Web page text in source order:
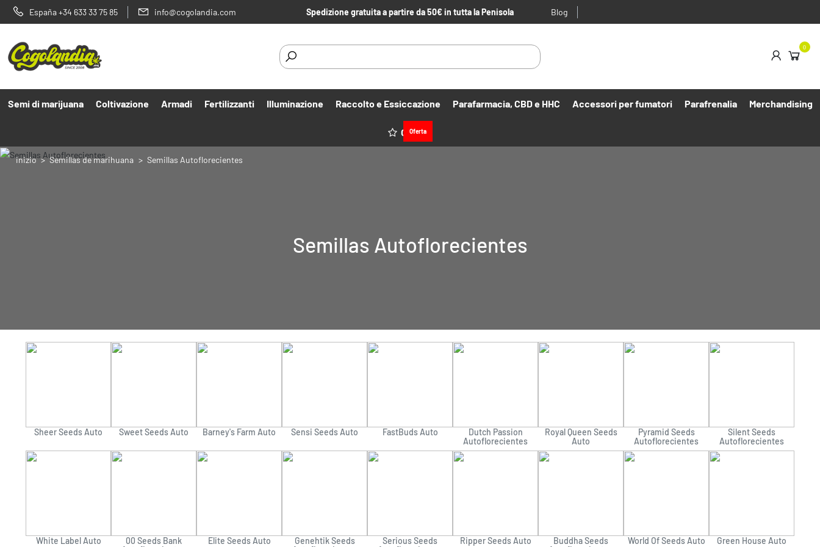
España +34 633 33 75 85 info@cogolandia.com Spedizione gratuita a partire da 50€ in tutta la Penisola Blog
0
Semi di marijuana Coltivazione Armadi Fertilizzanti Illuminazione Raccolto e Essiccazione Parafarmacia, CBD e HHC Accessori per fumatori Parafrenalia Merchandising
Offerte
Oferta
inizio Semillas de marihuana Semillas Autoflorecientes
Semillas Autoflorecientes
Sheer Seeds Auto Sweet Seeds Auto Barney's Farm Auto Sensi Seeds Auto FastBuds Auto
Dutch Passion
Autoflorecientes
Royal Queen Seeds
Auto
Pyramid Seeds
Autoflorecientes
Silent Seeds
Autoflorecientes
White Label Auto
00 Seeds Bank
Elite Seeds Auto
Genehtik Seeds
Serious Seeds
Ripper Seeds Auto
Buddha Seeds
World Of Seeds Auto Green House Auto